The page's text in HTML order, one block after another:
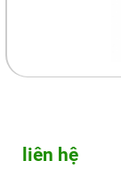
liên hệ